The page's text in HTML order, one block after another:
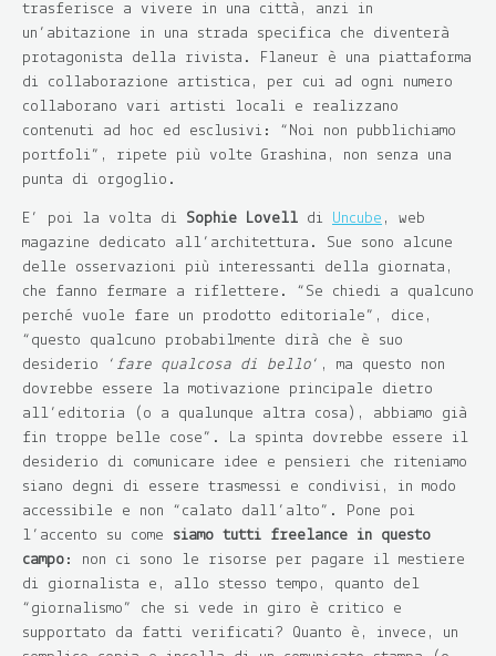
trasferisce a vivere in una città, anzi in
un’abitazione in una strada specifica che diventerà
protagonista della rivista. Flaneur è una piattaforma
di collaborazione artistica, per cui ad ogni numero
collaborano vari artisti locali e realizzano
contenuti ad hoc ed esclusivi: “Noi non pubblichiamo
portfoli”, ripete più volte Grashina, non senza una
punta di orgoglio.
E’ poi la volta di Sophie Lovell di Uncube , web
magazine dedicato all’architettura. Sue sono alcune
delle osservazioni più interessanti della giornata,
che fanno fermare a riflettere. “Se chiedi a qualcuno
perché vuole fare un prodotto editoriale”, dice,
“questo qualcuno probabilmente dirà che è suo
desiderio ‘ fare qualcosa di bello ‘, ma questo non
dovrebbe essere la motivazione principale dietro
all’editoria (o a qualunque altra cosa), abbiamo già
fin troppe belle cose”. La spinta dovrebbe essere il
desiderio di comunicare idee e pensieri che riteniamo
siano degni di essere trasmessi e condivisi, in modo
accessibile e non “calato dall’alto”. Pone poi
l’accento su come siamo tutti freelance in questo
campo : non ci sono le risorse per pagare il mestiere
di giornalista e, allo stesso tempo, quanto del
“giornalismo” che si vede in giro è critico e
supportato da fatti verificati? Quanto è, invece, un